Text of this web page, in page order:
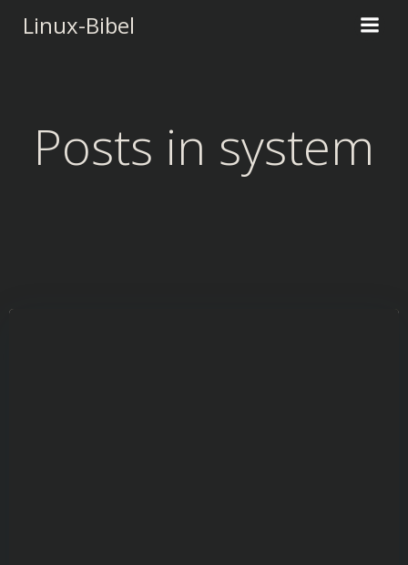
Linux-Bibel
Posts in system